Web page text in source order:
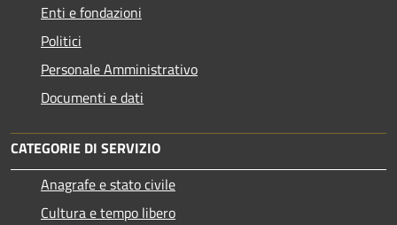
Enti e fondazioni
Politici
Personale Amministrativo
Documenti e dati
CATEGORIE DI SERVIZIO
Anagrafe e stato civile
Cultura e tempo libero